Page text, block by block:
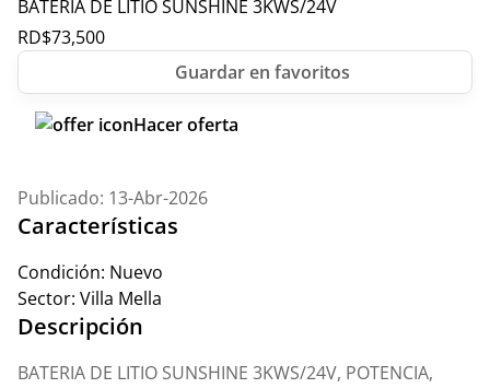
BATERIA DE LITIO SUNSHINE 3KWS/24V
RD$73,500
Hacer oferta
Publicado: 13-Abr-2026
Características
Condición: Nuevo
Sector: Villa Mella
Descripción
BATERIA DE LITIO SUNSHINE 3KWS/24V, POTENCIA,